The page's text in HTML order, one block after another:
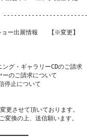
ョー出展情報   【※変更】
グ・ギャラリーCDのご請求
のご請求について
止について
更させて頂いております。
変換の上、送信願います。